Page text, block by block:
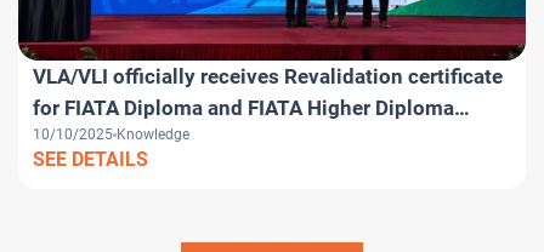
VLA/VLI officially receives Revalidation certificate
for FIATA Diploma and FIATA Higher Diploma
programs
10/10/2025 Knowledge
SEE DETAILS